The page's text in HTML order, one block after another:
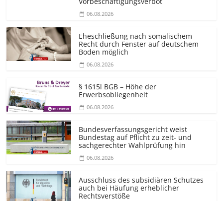
06.08.2026
Eheschließung nach somalischem
Recht durch Fenster auf deutschem
Boden möglich
06.08.2026
§ 1615l BGB – Höhe der
Erwerbsobliegenheit
06.08.2026
Bundesver­fassungsgericht weist
Bundestag auf Pflicht zu zeit- und
sachgerechter Wahlprüfung hin
06.08.2026
Ausschluss des subsidiären Schutzes
auch bei Häufung erheblicher
Rechtsverstöße